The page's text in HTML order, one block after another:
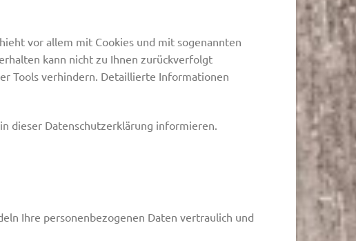
vor allem mit Cookies und mit sogenannten
kann nicht zu Ihnen zurückverfolgt
Tools verhindern. Detaillierte Informationen
dieser Datenschutzerklärung informieren.
Ihre personenbezogenen Daten vertraulich und